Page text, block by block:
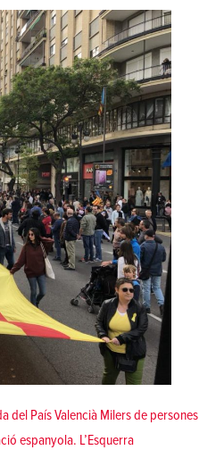
del País Valencià Milers de persones
espanyola. L’Esquerra